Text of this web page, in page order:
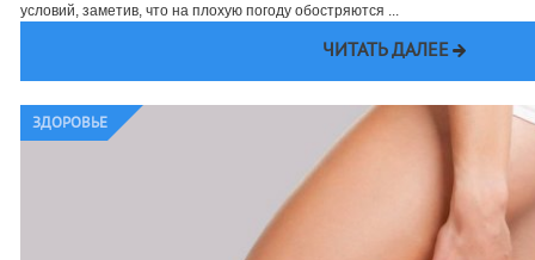
условий, заметив, что на плохую погоду обостряются ...
ЧИТАТЬ ДАЛЕЕ
ЗДОРОВЬЕ